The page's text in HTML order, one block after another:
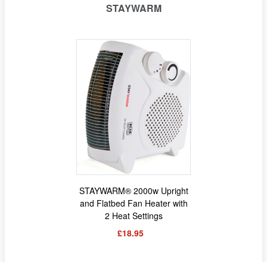
STAYWARM
STAYWARM® 2000w Upright
and Flatbed Fan Heater with
2 Heat Settings
£18.95